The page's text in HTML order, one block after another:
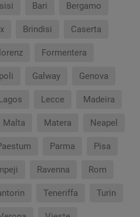
Bari Bergamo
Brindisi Caserta
Formentera
Galway Genova
Lecce Madeira
Malta Matera Neapel
Parma Pisa
Ravenna Rom
Teneriffa Turin